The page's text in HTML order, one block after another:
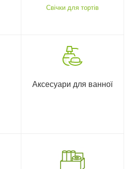
Свічки для тортів
Аксесуари для ванної